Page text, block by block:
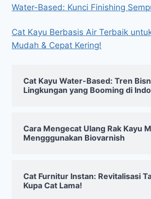
Water-Based: Kunci Finishing
Cat Kayu Berbasis Air Terbaik
Mudah & Cepat Kering!
Cat Kayu Water-Based: Tren
Lingkungan yang Booming di
Cara Mengecat Ulang Rak Kayu
Mengggunakan Biovarnish
Cat Furnitur Instan: Revitalisasi
Kupa Cat Lama!